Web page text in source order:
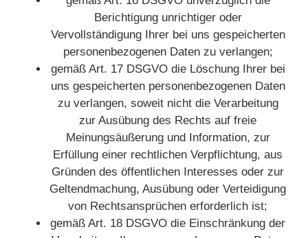
Berichtigung unrichtiger oder
Vervollständigung Ihrer bei uns gespeicherten
personenbezogenen Daten zu verlangen;
gemäß Art. 17 DSGVO die Löschung Ihrer bei
uns gespeicherten personenbezogenen Daten
zu verlangen, soweit nicht die Verarbeitung
zur Ausübung des Rechts auf freie
Meinungsäußerung und Information, zur
Erfüllung einer rechtlichen Verpflichtung, aus
Gründen des öffentlichen Interesses oder zur
Geltendmachung, Ausübung oder Verteidigung
von Rechtsansprüchen erforderlich ist;
gemäß Art. 18 DSGVO die Einschränkung der